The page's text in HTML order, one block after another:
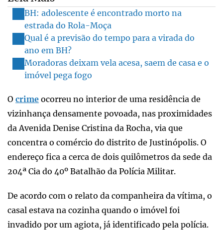
BH: adolescente é encontrado morto na
estrada do Rola-Moça
Qual é a previsão do tempo para a virada do
ano em BH?
Moradoras deixam vela acesa, saem de casa e o
imóvel pega fogo
O crime ocorreu no interior de uma residência de
vizinhança densamente povoada, nas proximidades
da Avenida Denise Cristina da Rocha, via que
concentra o comércio do distrito de Justinópolis. O
endereço fica a cerca de dois quilômetros da sede da
204ª Cia do 40º Batalhão da Polícia Militar.
De acordo com o relato da companheira da vítima, o
casal estava na cozinha quando o imóvel foi
invadido por um agiota, já identificado pela polícia.